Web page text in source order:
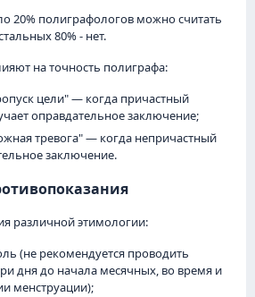
20% полиграфологов можно считать
80% - нет.
на точность полиграфа:
цели" — когда причастный
оправдательное заключение;
тревога" — когда непричастный
заключение.
различной этимологии:
(не рекомендуется проводить
дня до начала месячных, во время и
менструации);